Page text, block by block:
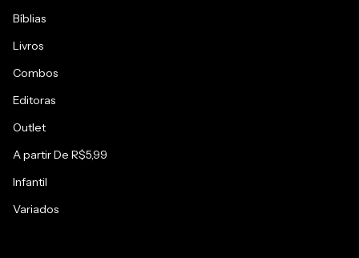
Bíblias
Livros
Combos
Editoras
Outlet
A partir De R$5,99
Infantil
Variados